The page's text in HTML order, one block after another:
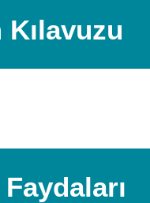
Kılavuzu